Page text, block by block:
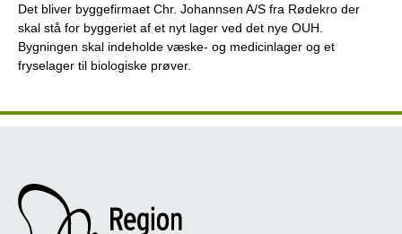
Det bliver byggefirmaet Chr. Johannsen A/S fra Rødekro der
skal stå for byggeriet af et nyt lager ved det nye OUH.
Bygningen skal indeholde væske- og medicinlager og et
fryselager til biologiske prøver.